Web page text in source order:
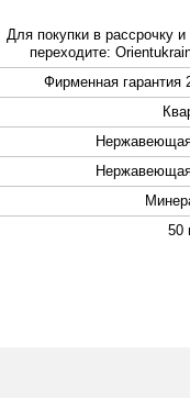
Для покупки в рассрочку и
переходите:
Фирменная гарантия
50